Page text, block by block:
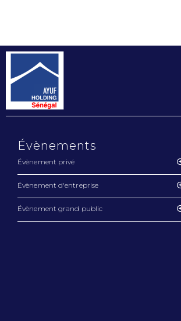
Évènements
Évènement privé
Évènement d'entreprise
Évènement grand public